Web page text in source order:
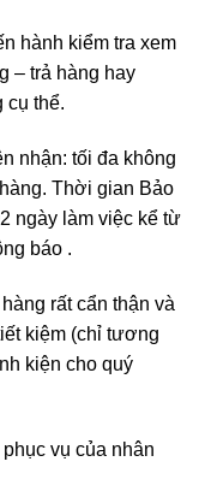
hành kiểm tra xem
– trả hàng hay
cụ thể.
nhận: tối đa không
Thời gian Bảo
ngày làm việc kể từ
báo .
rất cẩn thận và
kiệm (chỉ tương
kiện cho quý
vụ của nhân